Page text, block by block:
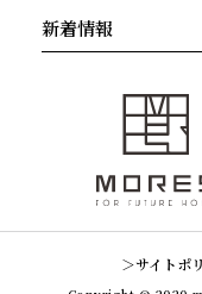
新着情報
サイトポ